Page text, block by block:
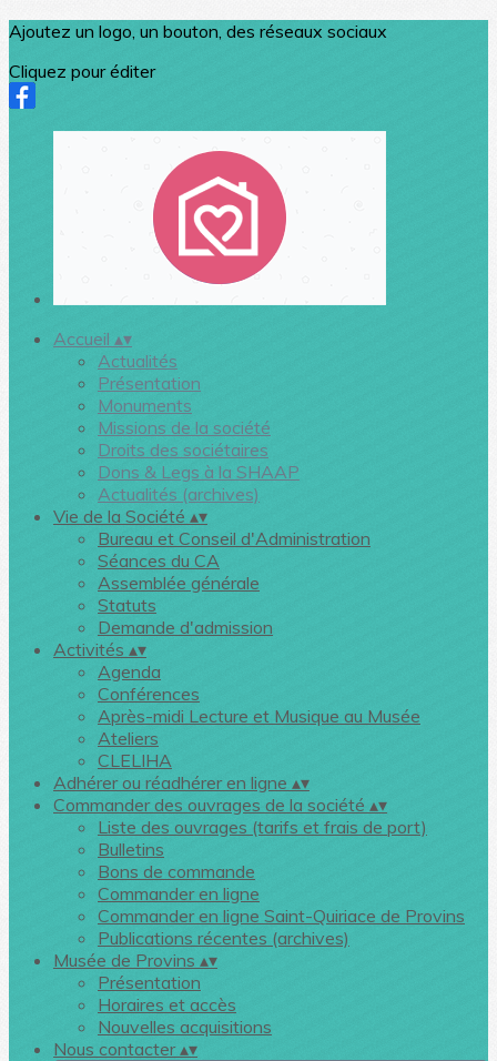
Ajoutez un logo, un bouton, des réseaux sociaux
Cliquez pour éditer
Accueil ▴▾
Actualités
Présentation
Monuments
Missions de la société
Droits des sociétaires
Dons & Legs à la SHAAP
Actualités (archives)
Vie de la Société ▴▾
Bureau et Conseil d'Administration
Séances du CA
Assemblée générale
Statuts
Demande d'admission
Activités ▴▾
Agenda
Conférences
Après-midi Lecture et Musique au Musée
Ateliers
CLELIHA
Adhérer ou réadhérer en ligne ▴▾
Commander des ouvrages de la société ▴▾
Liste des ouvrages (tarifs et frais de port)
Bulletins
Bons de commande
Commander en ligne
Commander en ligne Saint-Quiriace de Provins
Publications récentes (archives)
Musée de Provins ▴▾
Présentation
Horaires et accès
Nouvelles acquisitions
Nous contacter▴▾